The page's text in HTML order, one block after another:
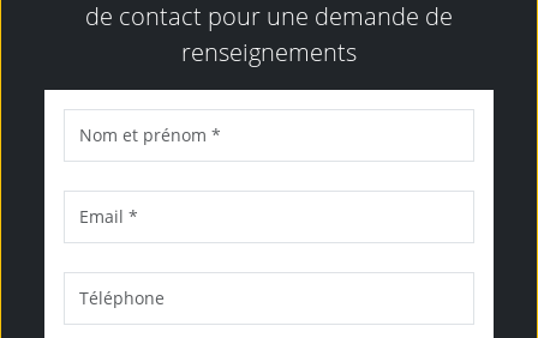
de contact pour une demande de
renseignements